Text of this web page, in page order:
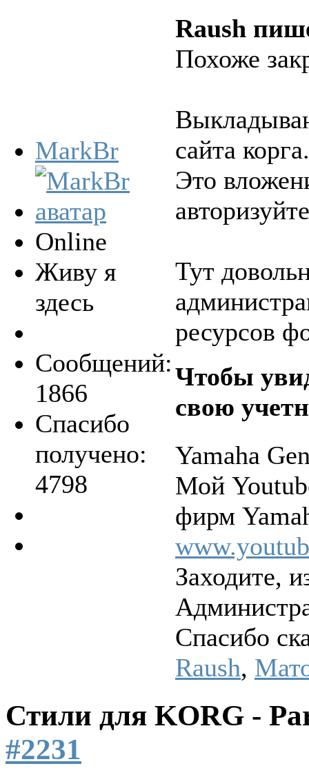
MarkBr
Online
Живу я
здесь
Сообщений:
1866
Спасибо
получено:
4798
Raush
Похоже
сайта корга.
Это
Тут
ресурсов
Чтобы
свою
Yamaha
Мой
фирм
Заходите,
Спасибо
Raush,
Стили для KORG -
#2231